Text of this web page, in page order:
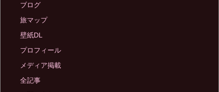
ブログ
旅マップ
壁紙DL
プロフィール
メディア掲載
全記事